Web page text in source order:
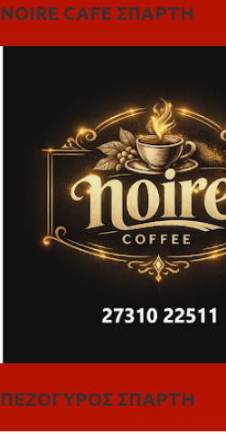
NOIRE CAFE ΣΠΑΡΤΗ
ΠΕΖΟΓΥΡΟΣ ΣΠΑΡΤΗ